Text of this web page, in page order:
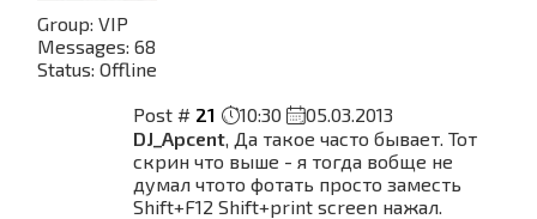
Group: VIP
Messages: 68
Status: Offline
Post # 21 10:30
05.03.2013
DJ_Apcent, Да такое часто бывает. Тот
скрин что выше - я тогда вобще не
думал чтото фотать просто заместь
Shift+F12 Shift+print screen нажал.